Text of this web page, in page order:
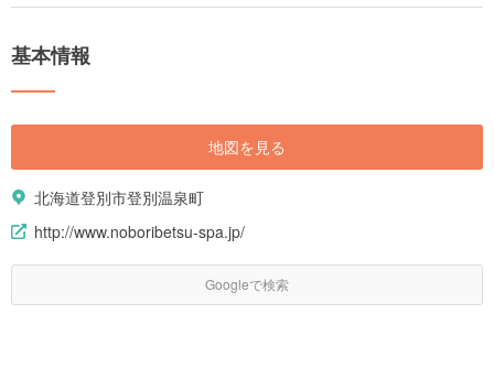
ド|https://haveagood.holiday/articles/809] [keyword_link:函館観
光|https://haveagood.holiday/articles/648]
基本情報
地図を見る
北海道登別市登別温泉町
http://www.noboribetsu-spa.jp/
Googleで検索